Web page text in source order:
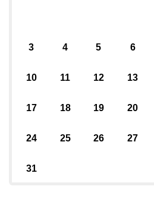
3 4 5 6
10 11 12 13
17 18 19 20
24 25 26 27
31